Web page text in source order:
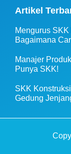
Artikel
Mengurus
Bagaimana
Manajer
Punya SKK!
SKK
Gedung